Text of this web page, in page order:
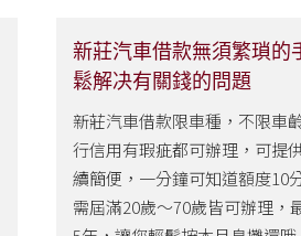
新莊汽車借款無須繁瑣的
鬆解决有關錢的問題
新莊汽車借款限車種，不限車
行信用有瑕疵都可辦理，可提
續簡便，一分鐘可知道額度10
需屆滿20歲～70歲皆可辦理，